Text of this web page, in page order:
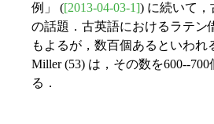
例」 ([2013-04-03-1]) に続いて
の話題．古英語におけるラテン
もよるが，数百個あるといわれ
Miller (53) は，その数を600--
る．